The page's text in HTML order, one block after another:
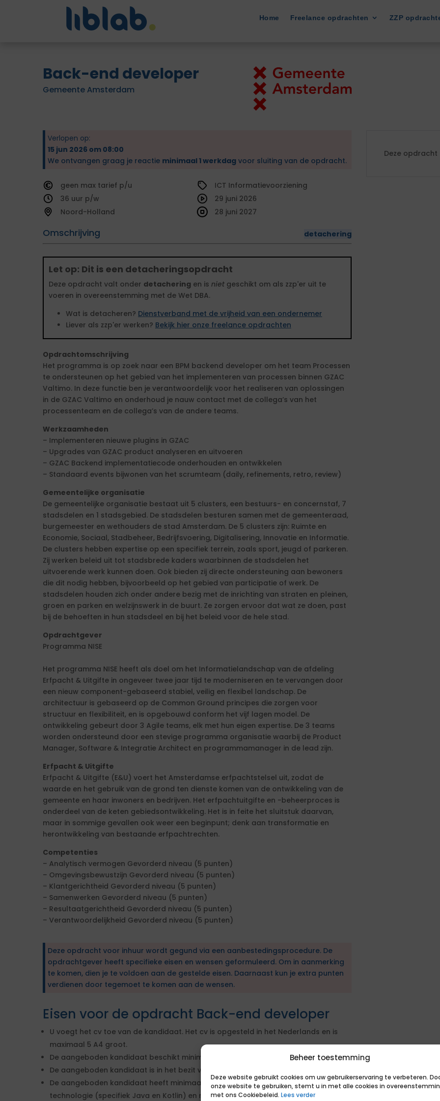
Beheer toestemming
Deze website gebruikt cookies om uw gebruikerservaring te verbeteren.
onze website te gebruiken, stemt u in met alle cookies in
met ons Cookiebeleid. Lees verder
Home Freelance opdrachten ZZP
Back-end developer
Gemeente Amsterdam
Verlopen op:
15 jun 2026 om 08:00
We ontvangen graag je reactie minimaal 1 werkdag voor sluiting van de opdracht.
geen
tarief
36
Noord-Holland
ICT Informatievoorziening
Omschrijving detachering
29 juni 2026
28 juni 2027
Let op: Dit is een detacheringsopdracht
Deze opdracht valt onder detachering en is niet geschikt om als zzp'er uit te
voeren in overeenstemming met de Wet DBA.
Wat is detacheren? Dienstverband met de vrijheid van een ondernemer
Liever als zzp'er werken? Bekijk hier onze freelance opdrachten
Opdrachtomschrijving
Het programma is op zoek naar een BPM backend developer om het team Processen
te ondersteunen op het gebied van het implementeren van processen binnen GZAC
Valtimo. In deze functie ben je verantwoordelijk voor het realiseren van oplossingen
in de GZAC Valtimo en onderhoud je nauw contact met de collega’s van het
processenteam en de collega’s van de andere teams.
Werkzaamheden
– Implementeren nieuwe plugins in GZAC
– Upgrades van GZAC product analyseren en uitvoeren
– GZAC Backend implementatiecode onderhouden en ontwikkelen
– Standaard events bijwonen van het scrumteam (daily, refinements, retro, review)
Gemeentelijke organisatie
De gemeentelijke organisatie bestaat uit 5 clusters, een bestuurs- en concernstaf, 7
stadsdelen en 1 stadsgebied. De stadsdelen besturen samen met de gemeenteraad,
burgemeester en wethouders de stad Amsterdam. De 5 clusters zijn: Ruimte en
Economie, Sociaal, Stadbeheer, Bedrijfsvoering, Digitalisering, Innovatie en Informatie.
De clusters hebben expertise op een specifiek terrein, zoals sport, jeugd of parkeren.
Zij werken beleid uit tot stadsbrede kaders waarbinnen de stadsdelen het
uitvoerende werk kunnen doen. Ook bieden zij directe ondersteuning aan bewoners
die dit nodig hebben, bijvoorbeeld op het gebied van participatie of werk. De
stadsdelen houden zich onder andere bezig met de inrichting van straten en pleinen,
groen en parken en welzijnswerk in de buurt. Ze zorgen ervoor dat wat ze doen, past
bij de behoeften in hun stadsdeel en bij het beleid voor de hele stad.
Opdrachtgever
Programma NISE
Het programma NISE heeft als doel om het Informatielandschap van de afdeling
Erfpacht & Uitgifte in ongeveer twee jaar tijd te moderniseren en te vervangen door
een nieuw component-gebaseerd stabiel, veilig en flexibel landschap. De
architectuur is gebaseerd op de Common Ground principes die zorgen voor
structuur en flexibiliteit, en is opgebouwd conform het vijf lagen model. De
ontwikkeling gebeurt door 3 Agile teams, elk met hun eigen expertise. De 3 teams
worden ondersteund door een stevige programma organisatie waarbij de Product
Manager, Software & Integratie Architect en programmamanager in de lead zijn.
Erfpacht & Uitgifte
Erfpacht & Uitgifte (E&U) voert het Amsterdamse erfpachtstelsel uit, zodat de
waarde en het gebruik van de grond ten dienste komen van de ontwikkeling van de
gemeente en haar inwoners en bedrijven. Het erfpachtuitgifte en -beheerproces is
onderdeel van de keten gebiedsontwikkeling. Het is in feite het sluitstuk daarvan,
maar in sommige gevallen ook weer een beginpunt; denk aan transformatie en
herontwikkeling van bestaande erfpachtrechten.
Competenties
– Analytisch vermogen Gevorderd niveau (5 punten)
– Omgevingsbewustzijn Gevorderd niveau (5 punten)
– Klantgerichtheid Gevorderd niveau (5 punten)
– Samenwerken Gevorderd niveau (5 punten)
– Resultaatgerichtheid Gevorderd niveau (5 punten)
– Verantwoordelijkheid Gevorderd niveau (5 punten)
Deze opdracht voor inhuur wordt gegund via een aanbestedingsprocedure. De
opdrachtgever heeft specifieke eisen en wensen geformuleerd. Om in aanmerking
te komen, dien je te voldoen aan de gestelde eisen. Daarnaast kun je extra punten
verdienen door tegemoet te komen aan de wensen.
Eisen voor de opdracht Back-end developer
U voegt het cv toe van de kandidaat. Het cv is opgesteld in het Nederlands en is
maximaal 5 A4 groot.
De aangeboden kandidaat beschikt minimaal over een hbo werk- en denkniveau.
De aangeboden kandidaat is in het bezit van een erkende hbo diploma.
De aangeboden kandidaat heeft minimaal 4 jaar ervaring met backend
technologie (specifiek Java en Kotlin) en met webtechnologie (HTML, XML, JSON).
Deze opdracht